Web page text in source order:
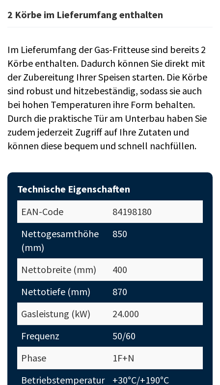
2 Körbe im Lieferumfang enthalten
Im Lieferumfang der Gas-Fritteuse sind bereits 2
Körbe enthalten. Dadurch können Sie direkt mit
der Zubereitung Ihrer Speisen starten. Die Körbe
sind robust und hitzebeständig, sodass sie auch
bei hohen Temperaturen ihre Form behalten.
Durch die praktische Tür am Unterbau haben Sie
zudem jederzeit Zugriff auf Ihre Zutaten und
können diese bequem und schnell nachfüllen.
Technische Eigenschaften
EAN-Code
84198180
Nettogesamthöhe
(mm)
850
Nettobreite (mm)
400
Nettotiefe (mm)
870
Gasleistung (kW)
24.000
Frequenz
50/60
Phase
1F+N
Betriebstemperatur
+30°C/+190°C